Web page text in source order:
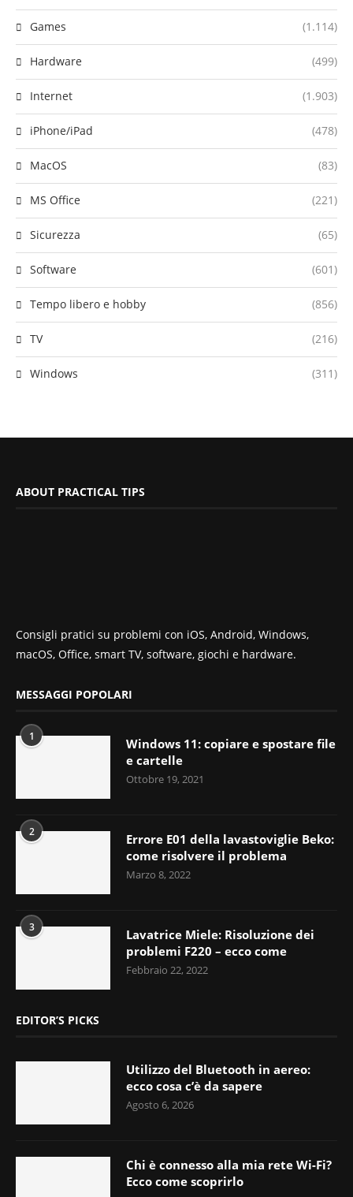
Games (1.114)
Hardware (499)
Internet (1.903)
iPhone/iPad (478)
MacOS (83)
MS Office (221)
Sicurezza (65)
Software (601)
Tempo libero e hobby (856)
TV (216)
Windows (311)
ABOUT PRACTICAL TIPS
Consigli pratici su problemi con iOS, Android, Windows,
macOS, Office, smart TV, software, giochi e hardware.
MESSAGGI POPOLARI
1
Windows 11: copiare e spostare file
e cartelle
Ottobre 19, 2021
2
Errore E01 della lavastoviglie Beko:
come risolvere il problema
Marzo 8, 2022
3
Lavatrice Miele: Risoluzione dei
problemi F220 – ecco come
Febbraio 22, 2022
EDITOR’S PICKS
Utilizzo del Bluetooth in aereo:
ecco cosa c’è da sapere
Agosto 6, 2026
Chi è connesso alla mia rete Wi-Fi?
Ecco come scoprirlo